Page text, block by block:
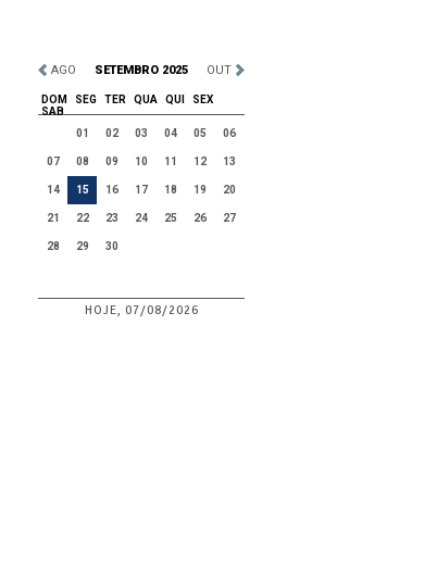
AGO SETEMBRO 2025 OUT
DOM SEG TER QUA QUI
SEX
SAB
01
02 03 04 05 06
07 08 09 10 11 12 13
14 15 16 17 18 19 20
21 22 23 24 25 26 27
28 29 30
HOJE, 07/08/2026